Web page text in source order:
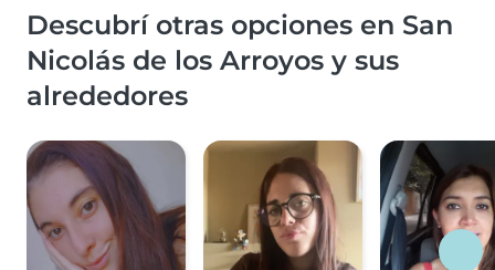
Descubrí otras opciones en San
Nicolás de los Arroyos y sus
alrededores